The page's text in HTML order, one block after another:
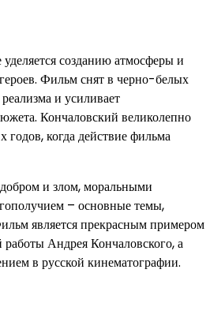
созданию атмосферы и
Фильм снят в черно-белых
и усиливает
Кончаловский великолепно
годов, когда действие фильма
и злом, моральными
– основные темы,
является прекрасным примером
Андрея Кончаловского, а
в русской кинематографии.